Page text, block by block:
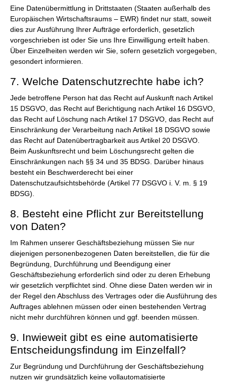
Eine Datenübermittlung in Drittstaaten (Staaten außerhalb des
Europäischen Wirtschaftsraums – EWR) findet nur statt, soweit
dies zur Ausführung Ihrer Aufträge erforderlich, gesetzlich
vorgeschrieben ist oder Sie uns Ihre Einwilligung erteilt haben.
Über Einzelheiten werden wir Sie, sofern gesetzlich vorgegeben,
gesondert informieren.
7. Welche Datenschutzrechte habe ich?
Jede betroffene Person hat das Recht auf Auskunft nach Artikel
15 DSGVO, das Recht auf Berichtigung nach Artikel 16 DSGVO,
das Recht auf Löschung nach Artikel 17 DSGVO, das Recht auf
Einschränkung der Verarbeitung nach Artikel 18 DSGVO sowie
das Recht auf Datenübertragbarkeit aus Artikel 20 DSGVO.
Beim Auskunftsrecht und beim Löschungsrecht gelten die
Einschränkungen nach §§ 34 und 35 BDSG. Darüber hinaus
besteht ein Beschwerderecht bei einer
Datenschutzaufsichtsbehörde (Artikel 77 DSGVO i. V. m. § 19
BDSG).
8. Besteht eine Pflicht zur Bereitstellung
von Daten?
Im Rahmen unserer Geschäftsbeziehung müssen Sie nur
diejenigen personenbezogenen Daten bereitstellen, die für die
Begründung, Durchführung und Beendigung einer
Geschäftsbeziehung erforderlich sind oder zu deren Erhebung
wir gesetzlich verpflichtet sind. Ohne diese Daten werden wir in
der Regel den Abschluss des Vertrages oder die Ausführung des
Auftrages ablehnen müssen oder einen bestehenden Vertrag
nicht mehr durchführen können und ggf. beenden müssen.
9. Inwieweit gibt es eine automatisierte
Entscheidungsfindung im Einzelfall?
Zur Begründung und Durchführung der Geschäftsbeziehung
nutzen wir grundsätzlich keine vollautomatisierte